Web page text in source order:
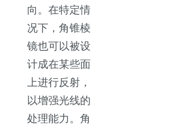
向。在特定情
况下，角锥棱
镜也可以被设
计成在某些面
上进行反射，
以增强光线的
处理能力。角